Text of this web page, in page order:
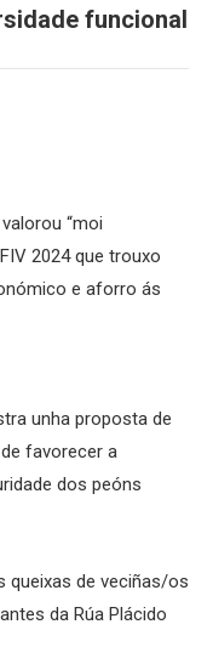
funcional
“moi
2024 que trouxo
e aforro ás
unha proposta de
favorecer a
dos peóns
queixas de veciñas/os
da Rúa Plácido